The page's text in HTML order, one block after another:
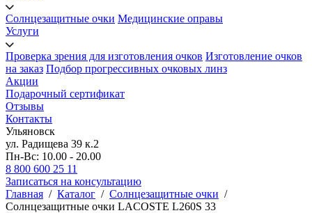
Солнцезащитные очки Медицинские оправы
Услуги
Проверка зрения для изготовления очков Изготовление очков
на заказ Подбор прогрессивных очковых линз
Акции
Подарочный сертификат
Отзывы
Контакты
Ульяновск
ул. Радищева 39 к.2
Пн-Вс: 10.00 - 20.00
8 800 600 25 11
Записаться на консультацию
Главная / Каталог / Солнцезащитные очки /
Солнцезащитные очки LACOSTE L260S 33